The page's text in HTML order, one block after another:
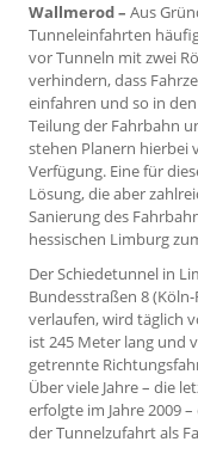
Wallmerod – Aus
Tunneleinfahrten
vor Tunneln mit zwei
verhindern, dass
einfahren und so in
Teilung der Fahrbahn
stehen Planern hierbei
Verfügung. Eine für
Lösung, die aber
Sanierung des
hessischen Limburg
Der Schiedetunnel in
Bundesstraßen 8
verlaufen, wird täglich
ist 245 Meter lang und
getrennte
Über viele Jahre – die
erfolgte im Jahre 2009
der Tunnelzufahrt als